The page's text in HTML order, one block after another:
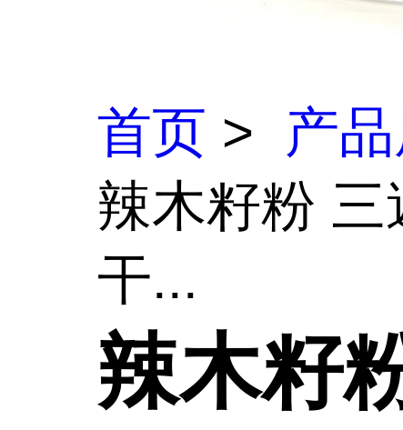
首页 > 产
辣木籽粉
干...
辣木籽